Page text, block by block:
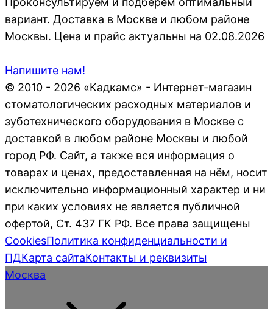
вариант. Доставка в Москве и любом районе
Москвы. Цена и прайс актуальны на 02.08.2026
Напишите нам!
© 2010 - 2026 «Кадкамс» - Интернет-магазин
стоматологических расходных материалов и
зуботехнического оборудования в Москве с
доставкой в любом районе Москвы и любой
город РФ. Сайт, а также вся информация о
товарах и ценах, предоставленная на нём, носит
исключительно информационный характер и ни
при каких условиях не является публичной
офертой, Ст. 437 ГК РФ. Все права защищены
CookiesПолитика конфиденциальности и
ПДКарта сайтаКонтакты и реквизиты
Москва